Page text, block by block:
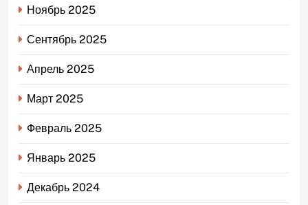
Ноябрь 2025
Сентябрь 2025
Апрель 2025
Март 2025
Февраль 2025
Январь 2025
Декабрь 2024